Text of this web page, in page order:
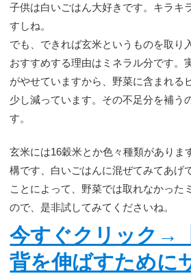
子供は白いごはん大好きです。キラキ
すしね。
でも、できれば玄米というものを取り
おすすめする理由はミネラル分です。
がやせていますから、野菜に含まれる
少し減っています。その不足分を補う
す。
玄米には16穀米とか色々種類がありま
構です、白いごはんに混ぜてみてあげ
ことによって、野菜では取れなかった
ので、是非試してみてくださいね。
今すぐクリック→
背を伸ばすために